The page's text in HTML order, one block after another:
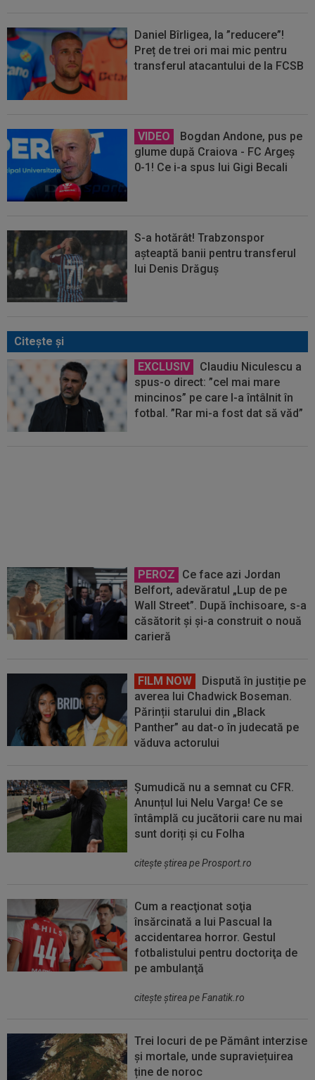
Daniel Bîrligea, la ”reducere”!
Preț de trei ori mai mic pentru
transferul atacantului de la FCSB
VIDEO
Bogdan Andone, pus pe
glume după Craiova - FC Argeș
0-1! Ce i-a spus lui Gigi Becali
S-a hotărât! Trabzonspor
așteaptă banii pentru transferul
lui Denis Drăguș
Citeşte şi
EXCLUSIV
Claudiu Niculescu a
spus-o direct: ”cel mai mare
mincinos” pe care l-a întâlnit în
fotbal. ”Rar mi-a fost dat să văd”
PEROZ
Ce face azi Jordan
Belfort, adevăratul „Lup de pe
Wall Street”. După închisoare, s-a
căsătorit și și-a construit o nouă
carieră
FILM NOW
Dispută în justiție pe
averea lui Chadwick Boseman.
Părinții starului din „Black
Panther” au dat-o în judecată pe
văduva actorului
Șumudică nu a semnat cu CFR.
Anunțul lui Nelu Varga! Ce se
întâmplă cu jucătorii care nu mai
sunt doriți și cu Folha
citeşte ştirea pe Prosport.ro
Cum a reacţionat soţia
însărcinată a lui Pascual la
accidentarea horror. Gestul
fotbalistului pentru doctoriţa de
pe ambulanţă
citeşte ştirea pe Fanatik.ro
Trei locuri de pe Pământ interzise
și mortale, unde supraviețuirea
ține de noroc